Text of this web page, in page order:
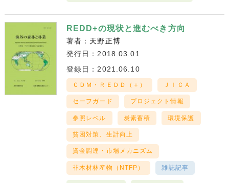
REDD+の現状と進むべき方向
著者： 天野正博
発行日：2018.03.01
登録日：2021.06.10
ＣＤＭ・ＲＥＤＤ（＋） ＪＩＣＡ
セーフガード プロジェクト情報
参照レベル 炭素蓄積 環境保護
貧困対策、生計向上
資金調達・市場メカニズム
非木材林産物（NTFP） 雑誌記事